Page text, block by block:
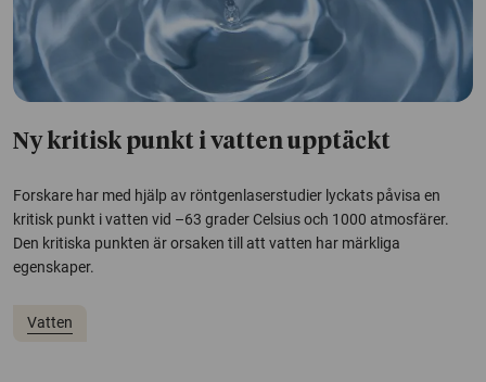
Ny kritisk punkt i vatten upptäckt
Forskare har med hjälp av röntgenlaserstudier lyckats påvisa en
kritisk punkt i vatten vid –63 grader Celsius och 1000 atmosfärer.
Den kritiska punkten är orsaken till att vatten har märkliga
egenskaper.
Vatten